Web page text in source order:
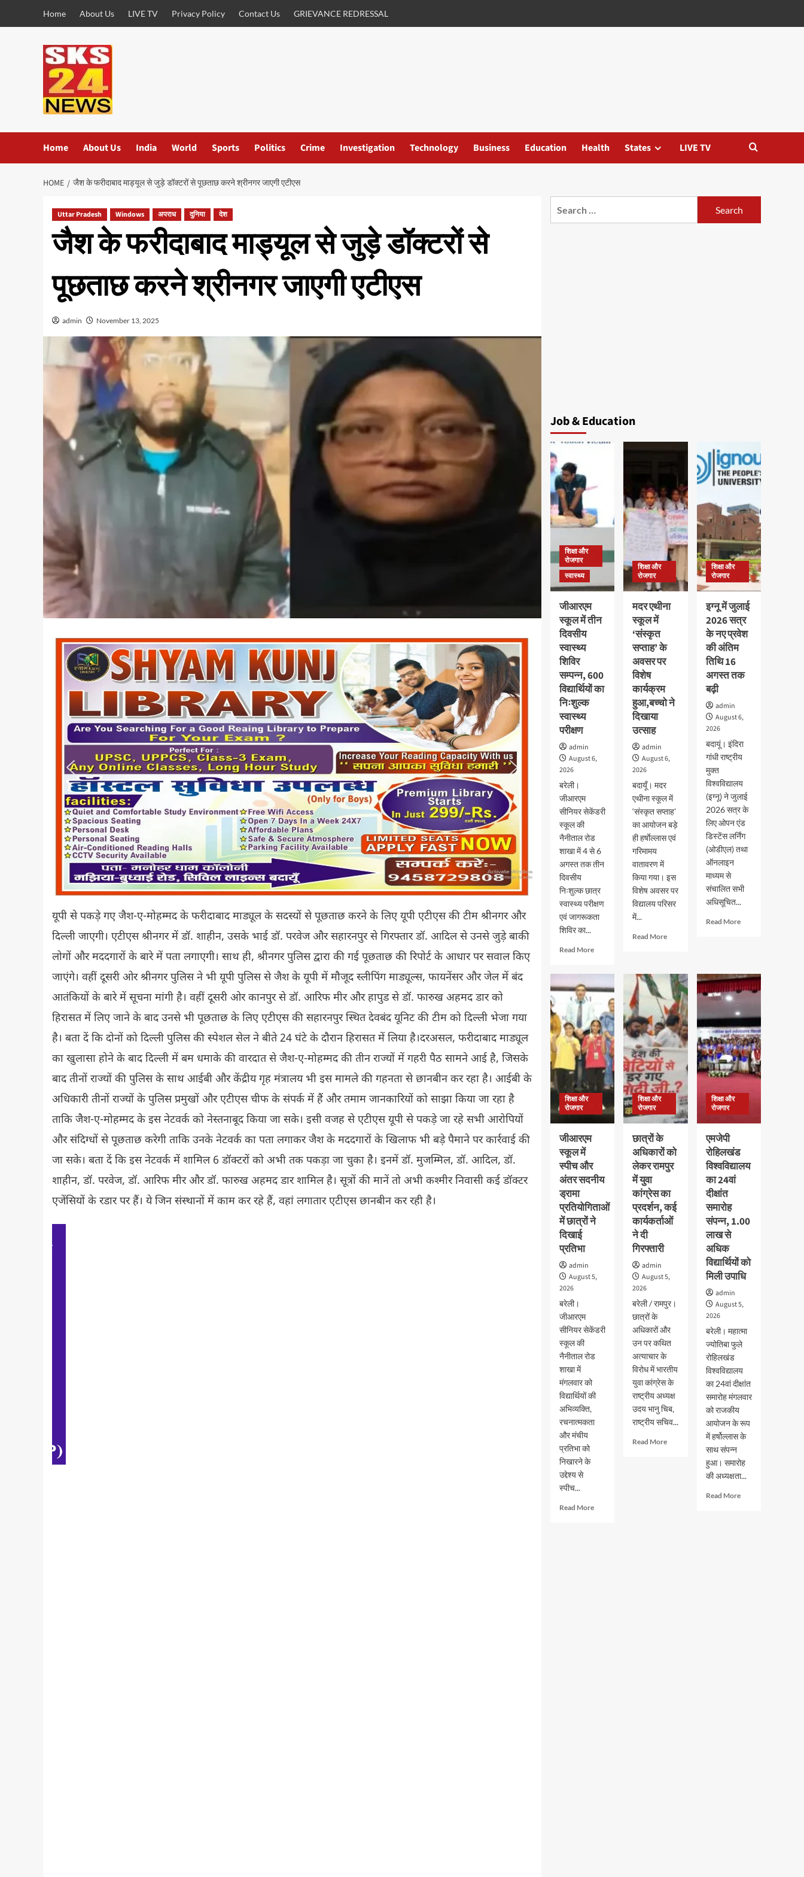
Home About Us LIVE TV Privacy Policy Contact Us GRIEVANCE REDRESSAL
Home About Us India World Sports Politics Crime Investigation Technology Business Education Health States LIVE TV
HOME जैश के फरीदाबाद माड्यूल से जुड़े डॉक्टरों से पूछताछ करने श्रीनगर जाएगी एटीएस
Uttar Pradesh Windows अपराध दुनिया देश
जैश के फरीदाबाद माड्यूल से जुड़े डॉक्टरों से
पूछताछ करने श्रीनगर जाएगी एटीएस
admin November 13, 2025
यूपी से पकड़े गए जैश-ए-मोहम्मद के फरीदाबाद माड्यूल के सदस्यों से पूछताछ करने के लिए यूपी एटीएस की टीम श्रीनगर और
दिल्ली जाएगी। एटीएस श्रीनगर में डॉ. शाहीन, उसके भाई डॉ. परवेज और सहारनपुर से गिरफ्तार डॉ. आदिल से उनसे जुड़े बाकी
लोगों और मददगारों के बारे में पता लगाएगी। साथ ही, श्रीनगर पुलिस द्वारा की गई पूछताछ की रिपोर्ट के आधार पर सवाल किए
जाएंगे। वहीं दूसरी ओर श्रीनगर पुलिस ने भी यूपी पुलिस से जैश के यूपी में मौजूद स्लीपिंग माड्यूल्स, फायनेंसर और जेल में बंद
आतंकियों के बारे में सूचना मांगी है। वहीं दूसरी ओर कानपुर से डॉ. आरिफ मीर और हापुड से डॉ. फारुख अहमद डार को
हिरासत में लिए जाने के बाद उनसे भी पूछताछ के लिए एटीएस की सहारनपुर स्थित देवबंद यूनिट की टीम को दिल्ली भेजा गया
है। बता दें कि दोनों को दिल्ली पुलिस की स्पेशल सेल ने बीते 24 घंटे के दौरान हिरासत में लिया है।दरअसल, फरीदाबाद माड्यूल
का खुलासा होने के बाद दिल्ली में बम धमाके की वारदात से जैश-ए-मोहम्मद की तीन राज्यों में गहरी पैठ सामने आई है, जिसके
बाद तीनों राज्यों की पुलिस के साथ आईबी और केंद्रीय गृह मंत्रालय भी इस मामले की गहनता से छानबीन कर रहा है। आईबी के
अधिकारी तीनों राज्यों के पुलिस प्रमुखों और एटीएस चीफ के संपर्क में हैं और तमाम जानकारियों को साझा किया जा रहा है
ताकि जैश-ए-मोहम्मद के इस नेटवर्क को नेस्तनाबूद किया जा सके। इसी वजह से एटीएस यूपी से पकड़े जा रहे सभी आरोपियों
और संदिग्धों से पूछताछ करेगी ताकि उनके नेटवर्क का पता लगाकर जैश के मददगारों के खिलाफ भी बड़े पैमाने पर कार्रवाई की
जा सके। बता दें कि इस नेटवर्क में शामिल 6 डॉक्टरों को अभी तक पकड़ा जा चुका है। इनमें डॉ. मुजम्मिल, डॉ. आदिल, डॉ.
शाहीन, डॉ. परवेज, डॉ. आरिफ मीर और डॉ. फारुख अहमद डार शामिल है। सूत्रों की मानें तो अभी कश्मीर निवासी कई डॉक्टर
एजेंसियों के रडार पर हैं। ये जिन संस्थानों में काम कर रहे हैं, वहां लगातार एटीएस छानबीन कर रही है।
Job & Education
शिक्षा और
रोजगार
स्वास्थ्य
जीआरएम
स्कूल में तीन
दिवसीय
स्वास्थ्य
शिविर
सम्पन्न, 600
विद्यार्थियों का
निःशुल्क
स्वास्थ्य
परीक्षण
admin
August 6,
2026
बरेली।
जीआरएम
सीनियर सेकेंडरी
स्कूल की
नैनीताल रोड
शाखा में 4 से 6
अगस्त तक तीन
दिवसीय
निःशुल्क छात्र
स्वास्थ्य परीक्षण
एवं जागरूकता
शिविर का...
Read MoreRead
स्कूल
तीन
दिवसीय
स्वास्थ्य
शिविर
सम्पन्न,
600
विद्यार्थियों
का
निःशुल्क
शिक्षा और
रोजगार
मदर एथीना
स्कूल में
‘संस्कृत
सप्ताह’ के
अवसर पर
विशेष
कार्यक्रम
हुआ,बच्चो ने
दिखाया
उत्साह
admin
August 6,
2026
बदायूँ। मदर
एथीना स्कूल में
‘संस्कृत सप्ताह’
का आयोजन बड़े
ही हर्षाेल्लास एवं
गरिमामय
वातावरण में
किया गया। इस
विशेष अवसर पर
विद्यालय परिसर
में...
Read MoreRead
एथीना
स्कूल
‘संस्कृत
सप्ताह’
के
अवसर
पर
विशेष
कार्यक्रम
हुआ,बच्चो
दिखाया
शिक्षा और
रोजगार
इग्नू में जुलाई
2026 सत्र
के नए प्रवेश
की अंतिम
तिथि 16
अगस्त तक
बढ़ी
admin
August 6,
2026
बदायूं। इंदिरा
गांधी राष्ट्रीय
मुक्त
विश्वविद्यालय
(इग्नू) ने जुलाई
2026 सत्र के
लिए ओपन एंड
डिस्टेंस लर्निंग
(ओडीएल) तथा
ऑनलाइन
माध्यम से
संचालित सभी
अधिसूचित...
Read MoreRead
जुलाई
2026
के
प्रवेश
की
अंतिम
तिथि
16
बढ़ी
शिक्षा और
रोजगार
जीआरएम
स्कूल में
स्पीच और
अंतर सदनीय
ड्रामा
प्रतियोगिताओं
में छात्रों ने
दिखाई
प्रतिभा
admin
August 5,
2026
बरेली।
जीआरएम
सीनियर सेकेंडरी
स्कूल की
नैनीताल रोड
शाखा में
मंगलवार को
विद्यार्थियों की
अभिव्यक्ति,
रचनात्मकता
और मंचीय
प्रतिभा को
निखारने के
उद्देश्य से
स्पीच...
Read MoreRead
शिक्षा और
रोजगार
छात्रों के
अधिकारों को
लेकर रामपुर
में युवा
कांग्रेस का
प्रदर्शन, कई
कार्यकर्ताओं
ने दी
गिरफ्तारी
admin
August 5,
2026
बरेली / रामपुर।
छात्रों के
अधिकारों और
उन पर कथित
अत्याचार के
विरोध में भारतीय
युवा कांग्रेस के
राष्ट्रीय अध्यक्ष
उदय भानु चिब,
राष्ट्रीय सचिव...
Read MoreRead
शिक्षा और
रोजगार
एमजेपी
रोहिलखंड
विश्वविद्यालय
का 24वां
दीक्षांत
समारोह
संपन्न, 1.00
लाख से
अधिक
विद्यार्थियों को
मिली उपाधि
admin
August 5,
2026
बरेली। महात्मा
ज्योतिबा फुले
रोहिलखंड
विश्वविद्यालय
का 24वां दीक्षांत
समारोह मंगलवार
को राजकीय
आयोजन के रूप
में हर्षोल्लास के
साथ संपन्न
हुआ। समारोह
की अध्यक्षता...
Read MoreRead